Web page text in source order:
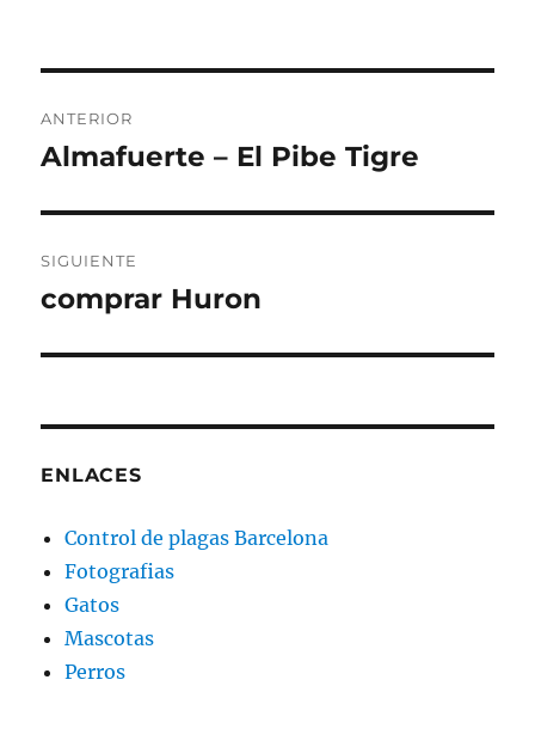
de
ANTERIOR
Entrada
Almafuerte – El Pibe Tigre
SIGUIENTE
Entrada
comprar Huron
ENLACES
Control de plagas Barcelona
Fotografias
Gatos
Mascotas
Perros